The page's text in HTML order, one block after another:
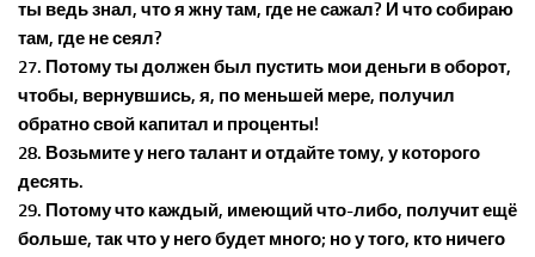
ты ведь знал, что я жну там, где не сажал? И что собираю
там, где не сеял?
27. Потому ты должен был пустить мои деньги в оборот,
чтобы, вернувшись, я, по меньшей мере, получил
обратно свой капитал и проценты!
28. Возьмите у него талант и отдайте тому, у которого
десять.
29. Потому что каждый, имеющий что-либо, получит ещё
больше, так что у него будет много; но у того, кто ничего